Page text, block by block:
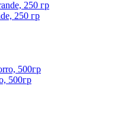
250 гр
500гр